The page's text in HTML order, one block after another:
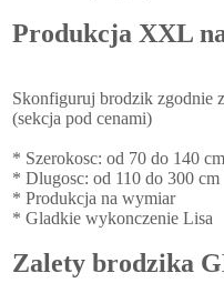
Produkcja XXL
Skonfiguruj brodzik zgodnie
(sekcja pod cenami)
* Szerokosc: od 70 do 140 cm
* Dlugosc: od 110 do 300 cm
* Produkcja na wymiar
* Gladkie wykonczenie Lisa
Zalety brodzika